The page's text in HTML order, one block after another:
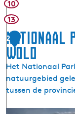
p
l
a
a
t
s
A
e
k
10
13
2
Nationaal
Wold
Het Nationaal
natuurgebied
tussen de